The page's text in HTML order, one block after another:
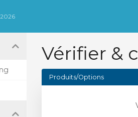
Vérifier &
Produits/Options